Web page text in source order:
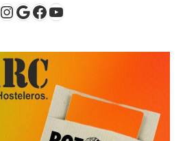
Instagram
Google
Facebook
YouTube